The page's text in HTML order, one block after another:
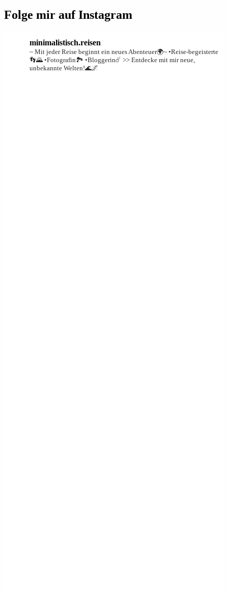
Folge mir auf Instagram
minimalistisch.reisen
~ Mit jeder Reise beginnt ein neues Abenteuer🌍~ •Reise-begeisterte
👣🌄 •Fotografin🏞️ •Bloggerin☄️ >> Entdecke mit mir neue,
unbekannte Welten!🌊🌌